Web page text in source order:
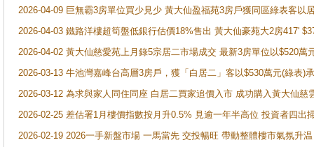
2026-04-09 巨無霸3房單位買少見少 黃大仙盈福苑3房戶獲同區綠表客以
2026-04-03 鐵路洋樓超筍盤低銀行估價18%售出 黃大仙豪苑大2房417'
2026-04-02 黃大仙慈愛苑上月錄5宗居二市場成交 最新3房單位以$520萬
2026-03-13 牛池灣嘉峰台高層3房戶，獲「白居二」客以$530萬元(綠表)
2026-03-12 為求與家人同住同座 白居二買家追價入市 成功購入黃大仙
2026-02-25 差估署1月樓價指數按月升0.5% 見逾一年半高位 投資者四
2026-02-19 2026一手新盤市場 一馬當先 交投暢旺 帶動整體樓市氣氛升